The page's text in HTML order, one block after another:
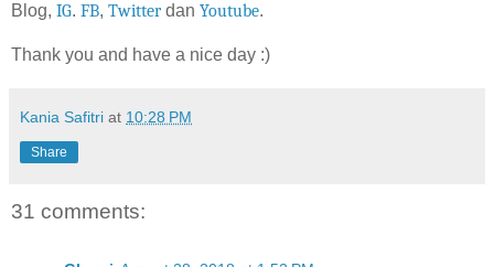
Blog, IG. FB, Twitter dan Youtube.
Thank you and have a nice day :)
Kania Safitri at 10:28 PM
Share
31 comments: